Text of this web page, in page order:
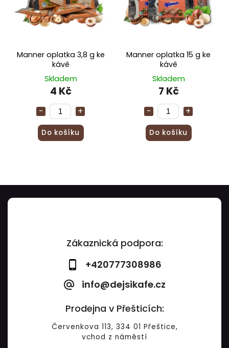
Abecedně
Manner oplatka 3,8 g ke
kávě
Skladem
4 Kč
Do košíku
Manner oplatka 15 g ke
kávě
Skladem
7 Kč
Do košíku
Zákaznická podpora:
+420777308986
info@dejsikafe.cz
Prodejna v Přešticích:
Červenkova 113, 334 01 Přeštice,
vchod z náměstí